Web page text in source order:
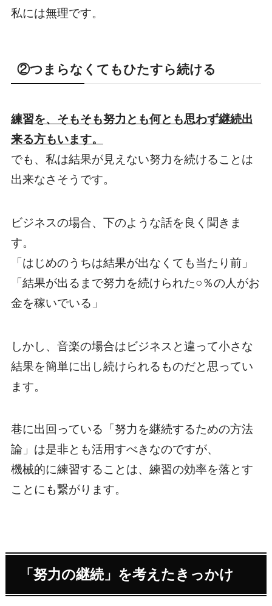
私には無理です。
②つまらなくてもひたすら続ける
練習を、そもそも努力とも何とも思わず継続出
来る方もいます。
でも、私は結果が見えない努力を続けることは
出来なさそうです。
ビジネスの場合、下のような話を良く聞きま
す。
「はじめのうちは結果が出なくても当たり前」
「結果が出るまで努力を続けられた○％の人がお
金を稼いでいる」
しかし、音楽の場合はビジネスと違って小さな
結果を簡単に出し続けられるものだと思ってい
ます。
巷に出回っている「努力を継続するための方法
論」は是非とも活用すべきなのですが、
機械的に練習することは、練習の効率を落とす
ことにも繋がります。
「努力の継続」を考えたきっかけ